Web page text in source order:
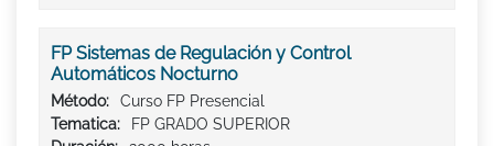
FP Sistemas de Regulación y Control
Automáticos Nocturno
Método:
Curso FP Presencial
Tematica:
FP GRADO SUPERIOR